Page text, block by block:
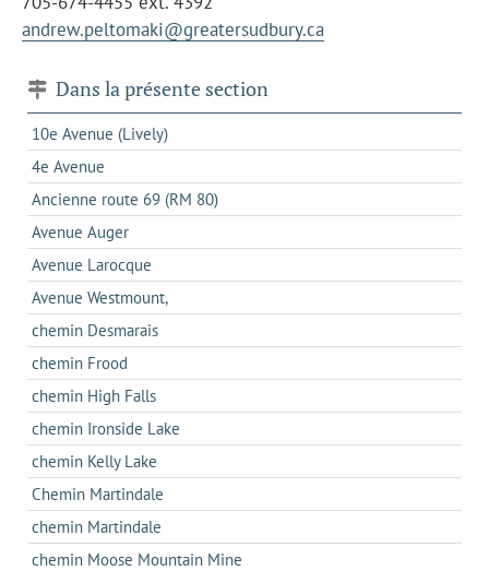
andrew.peltomaki@greatersudbury.ca
Dans la présente section
10e Avenue (Lively)
4e Avenue
Ancienne route 69 (RM 80)
Avenue Auger
Avenue Larocque
Avenue Westmount,
chemin Desmarais
chemin Frood
chemin High Falls
chemin Ironside Lake
chemin Kelly Lake
Chemin Martindale
chemin Martindale
chemin Moose Mountain Mine